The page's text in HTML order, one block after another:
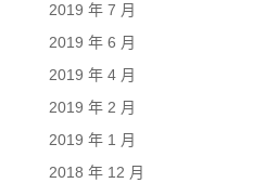
2019 年 7 月
2019 年 6 月
2019 年 4 月
2019 年 2 月
2019 年 1 月
2018 年 12 月